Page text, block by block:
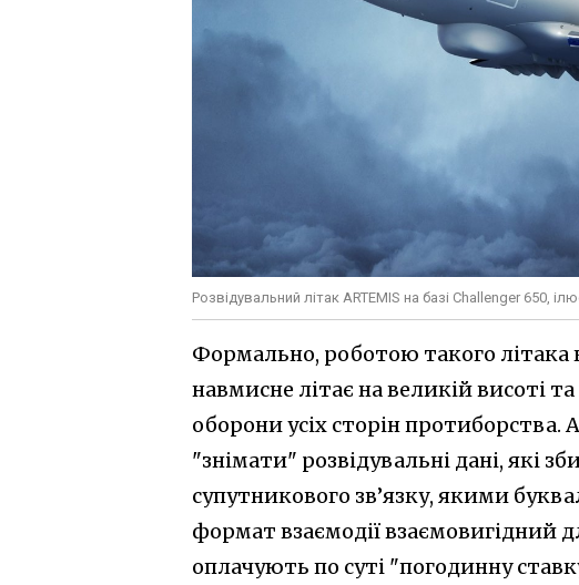
Розвідувальний літак ARTEMIS на базі Challenger 650,
Формально, роботою такого літака
навмисне літає на великій висоті
оборони усіх сторін
"знімати" розвідувальні дані, які
супутникового зв’язку, якими
формат взаємодії взаємовигідний
оплачують по суті "погодинну